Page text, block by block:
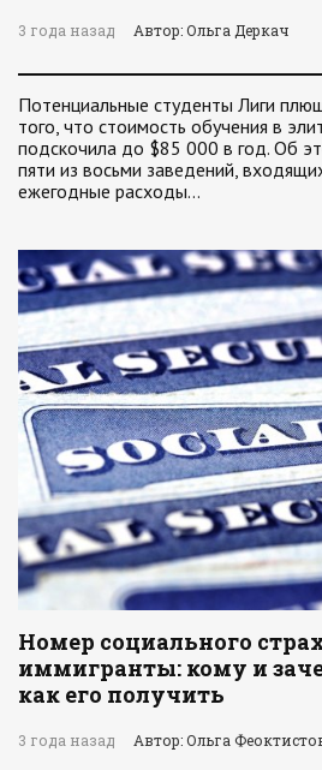
3 года назад Автор: Ольга Деркач
Потенциальные студенты Лиги
того, что стоимость обучения в
подскочила до $85 000 в год. Об
пяти из восьми заведений,
ежегодные расходы…
Номер социального
иммигранты: кому и
как его получить
3 года назад Автор: Ольга